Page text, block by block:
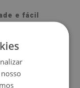
e fácil
é a solução
os seus